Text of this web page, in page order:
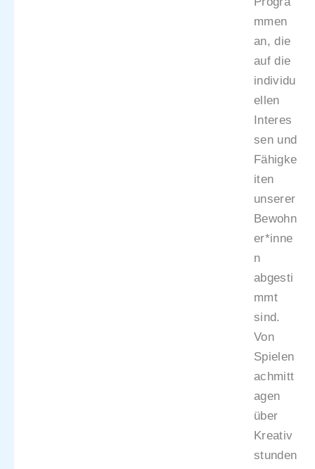
mmen
an, die
auf die
individu
ellen
Interes
sen und
Fähigke
iten
unserer
Bewohn
er*inne
n
abgesti
mmt
sind.
Von
Spielen
achmitt
agen
über
Kreativ
stunden